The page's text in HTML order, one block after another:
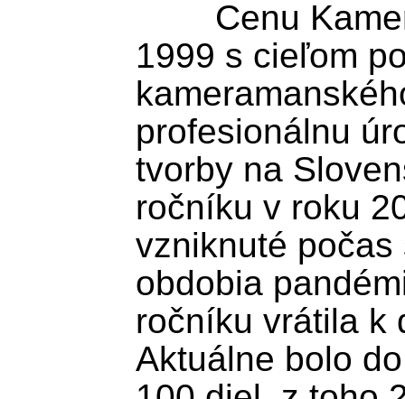
1999 s cieľom
profesionálnu
tvorby na
ročníku v roku
vzniknuté
obdobia
ročníku vrátila k
Aktuálne bolo